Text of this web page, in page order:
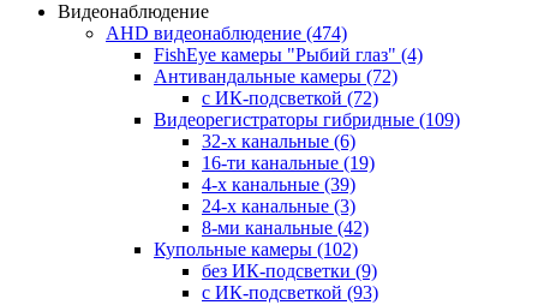
Видеонаблюдение
AHD видеонаблюдение (474)
FishEye камеры "Рыбий глаз" (4)
Антивандальные камеры (72)
с ИК-подсветкой (72)
Видеорегистраторы гибридные (109)
32-х канальные (6)
16-ти канальные (19)
4-х канальные (39)
24-х канальные (3)
8-ми канальные (42)
Купольные камеры (102)
без ИК-подсветки (9)
с ИК-подсветкой (93)